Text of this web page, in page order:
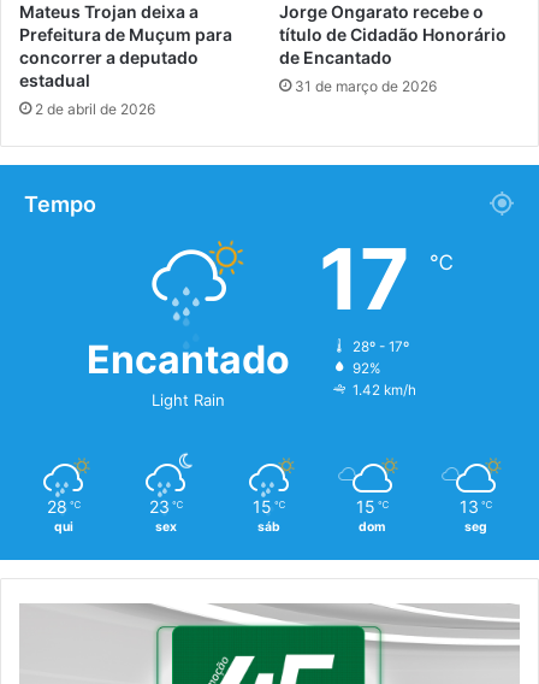
Mateus Trojan deixa a
Prefeitura de Muçum para
concorrer a deputado
estadual
2 de abril de 2026
Jorge Ongarato recebe o
título de Cidadão Honorário
de Encantado
31 de março de 2026
Tempo
Encantado
Light Rain
17 ℃
28º - 17º
92%
1.42 km/h
28 ℃
qui
23 ℃
sex
15 ℃
sáb
15 ℃
dom
13 ℃
seg